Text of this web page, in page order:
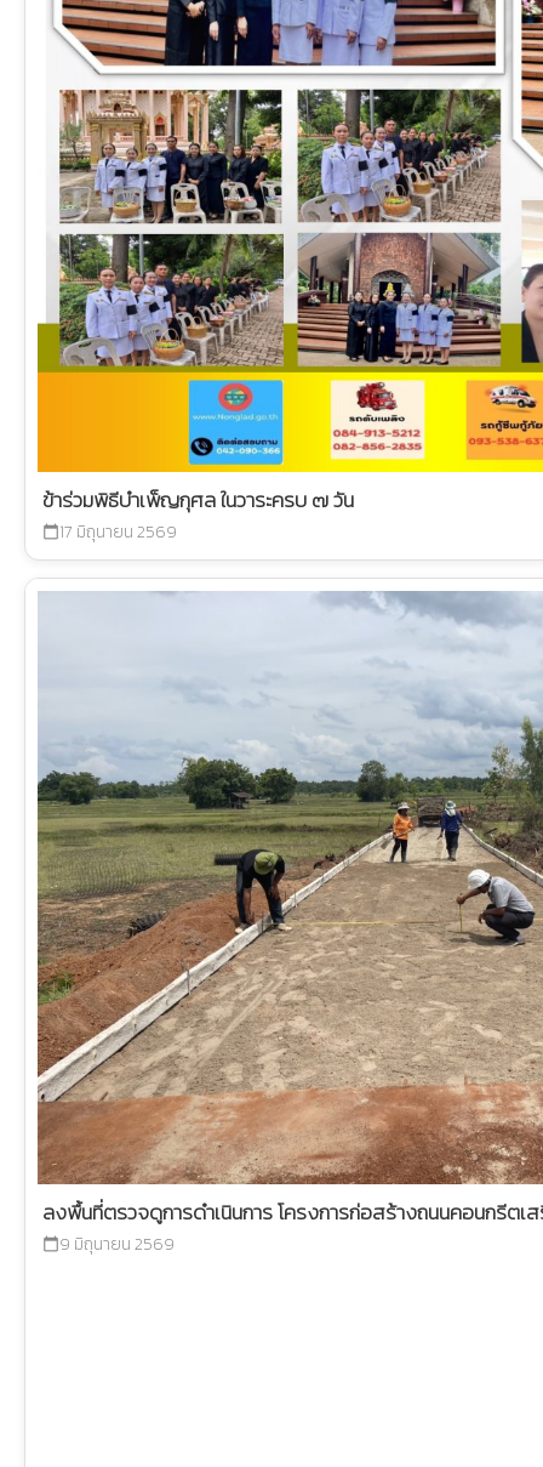
ข้าร่วมพิธีบำเพ็ญกุศล ในวาระครบ ๗ วัน
calendar_today 17 มิถุนายน 2569
ลงพื้นที่ตรวจดูการดำเนินการ โครงการก่อสร้างถนนคอนกรีตเ
calendar_today 9 มิถุนายน 2569